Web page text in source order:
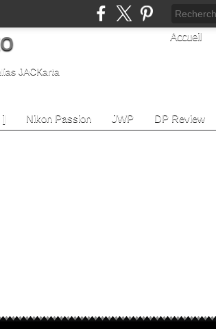
JACKarta
Accueil
Nikon Passion JWP DP Review